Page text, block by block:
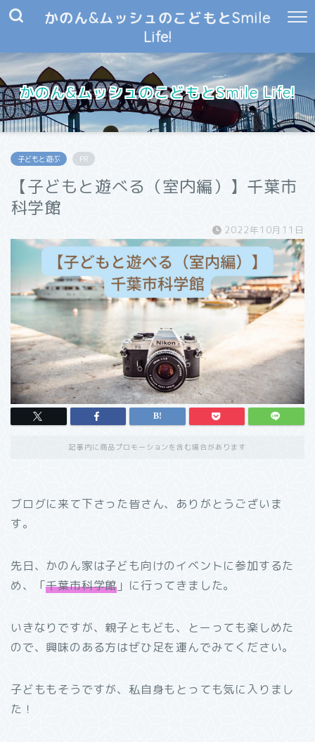
かのん&ムッシュのこどもとSmile
Life!
かのん&ムッシュのこどもとSmile Life!
子どもと遊ぶ PR
【子どもと遊べる（室内編）】千葉市
科学館
2022年10月11日
記事内に商品プロモーションを含む場合があります
ブログに来て下さった皆さん、ありがとうございま
す。
先日、かのん家は子ども向けのイベントに参加するた
め、「千葉市科学館 」に行ってきました。
いきなりですが、親子ともども、とーっても楽しめた
ので、興味のある方はぜひ足を運んでみてください。
子どももそうですが、私自身もとっても気に入りまし
た！